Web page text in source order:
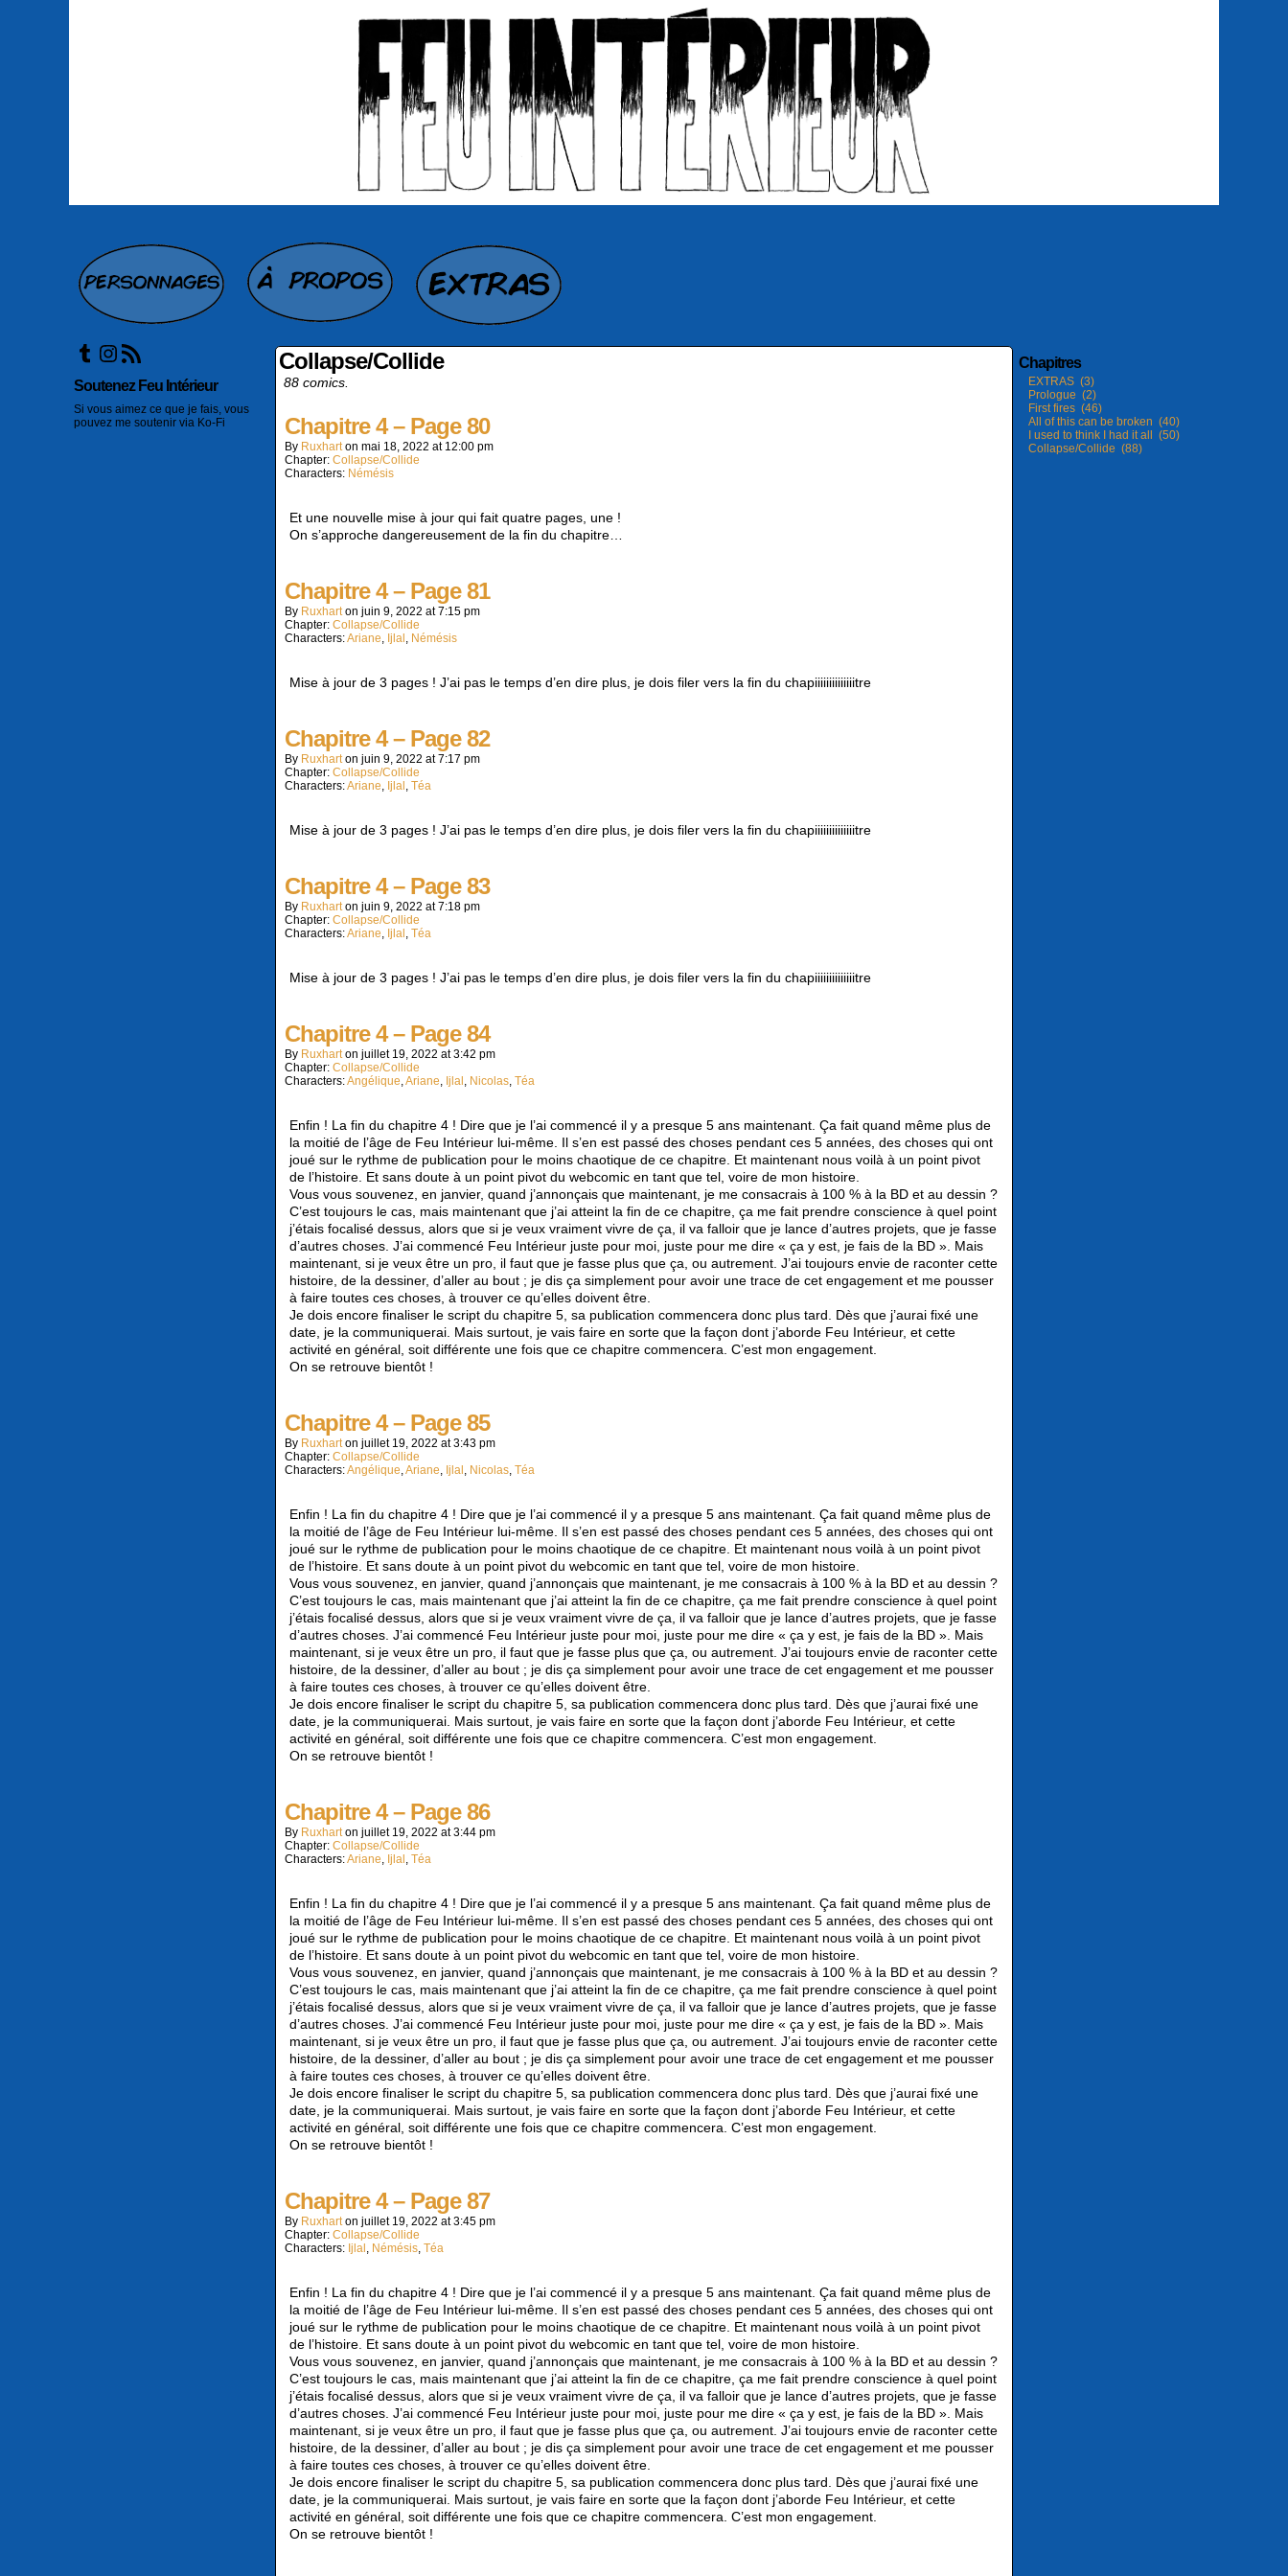
Tumblr
Instagram
Flux RSS
Soutenez Feu Intérieur
Si vous aimez ce que je fais, vous
pouvez me soutenir via Ko-Fi
Collapse/Collide
88 comics.
Chapitre 4 – Page 80
By Ruxhart on mai 18, 2022 at 12:00 pm
Chapter: Collapse/Collide
Characters: Némésis
Et une nouvelle mise à jour qui fait quatre pages, une !
On s’approche dangereusement de la fin du chapitre…
Chapitre 4 – Page 81
By Ruxhart on juin 9, 2022 at7:15 pm
Chapter: Collapse/Collide
Characters:Ariane, Ijlal , Némésis
Mise à jour de 3 pages ! J’ai pas le temps d’en dire plus, je dois filer vers la fin du chapiiiiiiiiiiiiiitre
Chapitre 4 – Page 82
By Ruxhart on juin 9, 2022 at7:17 pm
Chapter: Collapse/Collide
Characters:Ariane, Ijlal , Téa
Mise à jour de 3 pages ! J’ai pas le temps d’en dire plus, je dois filer vers la fin du chapiiiiiiiiiiiiiitre
Chapitre 4 – Page 83
By Ruxhart on juin 9, 2022 at7:18 pm
Chapter: Collapse/Collide
Characters:Ariane, Ijlal , Téa
Mise à jour de 3 pages ! J’ai pas le temps d’en dire plus, je dois filer vers la fin du chapiiiiiiiiiiiiiitre
Chapitre 4 – Page 84
By Ruxhart on juillet 19, 2022 at3:42 pm
Chapter: Collapse/Collide
Characters:Angélique,Ariane, Ijlal , Nicolas, Téa
Enfin ! La fin du chapitre 4 ! Dire que je l’ai commencé il y a presque 5 ans maintenant. Ça fait quand même plus de
la moitié de l’âge de Feu Intérieur lui-même. Il s’en est passé des choses pendant ces 5 années, des choses qui ont
joué sur le rythme de publication pour le moins chaotique de ce chapitre. Et maintenant nous voilà à un point pivot
de l’histoire. Et sans doute à un point pivot du webcomic en tant que tel, voire de mon histoire.
Vous vous souvenez, en janvier, quand j’annonçais que maintenant, je me consacrais à 100 % à la BD et au dessin ?
C’est toujours le cas, mais maintenant que j’ai atteint la fin de ce chapitre, ça me fait prendre conscience à quel point
j’étais focalisé dessus, alors que si je veux vraiment vivre de ça, il va falloir que je lance d’autres projets, que je fasse
d’autres choses. J’ai commencé Feu Intérieur juste pour moi, juste pour me dire « ça y est, je fais de la BD ». Mais
maintenant, si je veux être un pro, il faut que je fasse plus que ça, ou autrement. J’ai toujours envie de raconter cette
histoire, de la dessiner, d’aller au bout ; je dis ça simplement pour avoir une trace de cet engagement et me pousser
à faire toutes ces choses, à trouver ce qu’elles doivent être.
Je dois encore finaliser le script du chapitre 5, sa publication commencera donc plus tard. Dès que j’aurai fixé une
date, je la communiquerai. Mais surtout, je vais faire en sorte que la façon dont j’aborde Feu Intérieur, et cette
activité en général, soit différente une fois que ce chapitre commencera. C’est mon engagement.
On se retrouve bientôt !
Chapitre 4 – Page 85
By Ruxhart on juillet 19, 2022 at3:43 pm
Chapter: Collapse/Collide
Characters:Angélique,Ariane, Ijlal , Nicolas, Téa
Enfin ! La fin du chapitre 4 ! Dire que je l’ai commencé il y a presque 5 ans maintenant. Ça fait quand même plus de
la moitié de l’âge de Feu Intérieur lui-même. Il s’en est passé des choses pendant ces 5 années, des choses qui ont
joué sur le rythme de publication pour le moins chaotique de ce chapitre. Et maintenant nous voilà à un point pivot
de l’histoire. Et sans doute à un point pivot du webcomic en tant que tel, voire de mon histoire.
Vous vous souvenez, en janvier, quand j’annonçais que maintenant, je me consacrais à 100 % à la BD et au dessin ?
C’est toujours le cas, mais maintenant que j’ai atteint la fin de ce chapitre, ça me fait prendre conscience à quel point
j’étais focalisé dessus, alors que si je veux vraiment vivre de ça, il va falloir que je lance d’autres projets, que je fasse
d’autres choses. J’ai commencé Feu Intérieur juste pour moi, juste pour me dire « ça y est, je fais de la BD ». Mais
maintenant, si je veux être un pro, il faut que je fasse plus que ça, ou autrement. J’ai toujours envie de raconter cette
histoire, de la dessiner, d’aller au bout ; je dis ça simplement pour avoir une trace de cet engagement et me pousser
à faire toutes ces choses, à trouver ce qu’elles doivent être.
Je dois encore finaliser le script du chapitre 5, sa publication commencera donc plus tard. Dès que j’aurai fixé une
date, je la communiquerai. Mais surtout, je vais faire en sorte que la façon dont j’aborde Feu Intérieur, et cette
activité en général, soit différente une fois que ce chapitre commencera. C’est mon engagement.
On se retrouve bientôt !
Chapitre 4 – Page 86
By Ruxhart on juillet 19, 2022 at3:44 pm
Chapter: Collapse/Collide
Characters:Ariane, Ijlal , Téa
Enfin ! La fin du chapitre 4 ! Dire que je l’ai commencé il y a presque 5 ans maintenant. Ça fait quand même plus de
la moitié de l’âge de Feu Intérieur lui-même. Il s’en est passé des choses pendant ces 5 années, des choses qui ont
joué sur le rythme de publication pour le moins chaotique de ce chapitre. Et maintenant nous voilà à un point pivot
de l’histoire. Et sans doute à un point pivot du webcomic en tant que tel, voire de mon histoire.
Vous vous souvenez, en janvier, quand j’annonçais que maintenant, je me consacrais à 100 % à la BD et au dessin ?
C’est toujours le cas, mais maintenant que j’ai atteint la fin de ce chapitre, ça me fait prendre conscience à quel point
j’étais focalisé dessus, alors que si je veux vraiment vivre de ça, il va falloir que je lance d’autres projets, que je fasse
d’autres choses. J’ai commencé Feu Intérieur juste pour moi, juste pour me dire « ça y est, je fais de la BD ». Mais
maintenant, si je veux être un pro, il faut que je fasse plus que ça, ou autrement. J’ai toujours envie de raconter cette
histoire, de la dessiner, d’aller au bout ; je dis ça simplement pour avoir une trace de cet engagement et me pousser
à faire toutes ces choses, à trouver ce qu’elles doivent être.
Je dois encore finaliser le script du chapitre 5, sa publication commencera donc plus tard. Dès que j’aurai fixé une
date, je la communiquerai. Mais surtout, je vais faire en sorte que la façon dont j’aborde Feu Intérieur, et cette
activité en général, soit différente une fois que ce chapitre commencera. C’est mon engagement.
On se retrouve bientôt !
Chapitre 4 – Page 87
By Ruxhart on juillet 19, 2022 at3:45 pm
Chapter: Collapse/Collide
Characters: Ijlal , Némésis, Téa
Enfin ! La fin du chapitre 4 ! Dire que je l’ai commencé il y a presque 5 ans maintenant. Ça fait quand même plus de
la moitié de l’âge de Feu Intérieur lui-même. Il s’en est passé des choses pendant ces 5 années, des choses qui ont
joué sur le rythme de publication pour le moins chaotique de ce chapitre. Et maintenant nous voilà à un point pivot
de l’histoire. Et sans doute à un point pivot du webcomic en tant que tel, voire de mon histoire.
Vous vous souvenez, en janvier, quand j’annonçais que maintenant, je me consacrais à 100 % à la BD et au dessin ?
C’est toujours le cas, mais maintenant que j’ai atteint la fin de ce chapitre, ça me fait prendre conscience à quel point
j’étais focalisé dessus, alors que si je veux vraiment vivre de ça, il va falloir que je lance d’autres projets, que je fasse
d’autres choses. J’ai commencé Feu Intérieur juste pour moi, juste pour me dire « ça y est, je fais de la BD ». Mais
maintenant, si je veux être un pro, il faut que je fasse plus que ça, ou autrement. J’ai toujours envie de raconter cette
histoire, de la dessiner, d’aller au bout ; je dis ça simplement pour avoir une trace de cet engagement et me pousser
à faire toutes ces choses, à trouver ce qu’elles doivent être.
Je dois encore finaliser le script du chapitre 5, sa publication commencera donc plus tard. Dès que j’aurai fixé une
date, je la communiquerai. Mais surtout, je vais faire en sorte que la façon dont j’aborde Feu Intérieur, et cette
activité en général, soit différente une fois que ce chapitre commencera. C’est mon engagement.
On se retrouve bientôt !
Chapitres
EXTRAS (3)
Prologue (2)
First fires (46)
All of this can be broken (40)
I used to think I had it all (50)
Collapse/Collide (88)